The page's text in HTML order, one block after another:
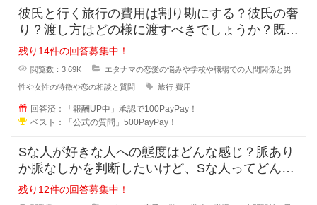
彼氏と行く旅行の費用は割り勘にする？彼氏の奢
り？渡し方はどの様に渡すべきでしょうか？既に
金額が決まっている場合や手渡しで
残り14件の回答募集中！
閲覧数：3.69K エタナマの恋愛の悩みや学校や職場での人間関係と男
性や女性の特徴や恋の相談と質問 旅行 費用
回答済：「報酬UP中」承認で100PayPay！
ベスト：「公式の質問」500PayPay！
Sな人が好きな人への態度はどんな感じ？脈あり
か脈なしかを判断したいけど、Sな人ってどんな
考えで好きな人への態度が出るでし
残り12件の回答募集中！